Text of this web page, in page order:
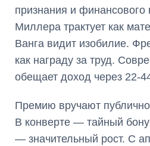
признания и финансового
Миллера трактует как
Ванга видит изобилие.
как награду за труд.
обещает доход через 22-
Премию вручают
В конверте — тайный
— значительный рост. С